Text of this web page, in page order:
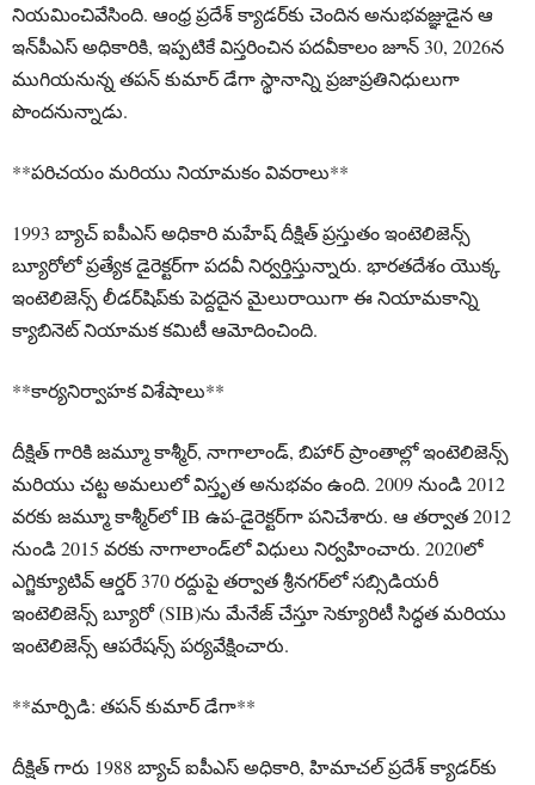
నియమించివేసింది. ఆంధ్ర ప్రదేశ్ క్యాడర్‌కు చెందిన అనుభవజ్ఞుడైన ఆ
ఇన్‌పీఎస్ అధికారికి, ఇప్పటికే విస్తరించిన పదవీకాలం జూన్ 30, 2026న
ముగియనున్న తపన్ కుమార్ డేగా స్థానాన్ని ప్రజాప్రతినిధులుగా
పొందనున్నాడు.
**పరిచయం మరియు నియామకం వివరాలు**
1993 బ్యాచ్ ఐపీఎస్ అధికారి మహేష్ దీక్షిత్ ప్రస్తుతం ఇంటెలిజెన్స్
బ్యూరోలో ప్రత్యేక డైరెక్టర్‌గా పదవీ నిర్వర్తిస్తున్నారు. భారతదేశం యొక్క
ఇంటెలిజెన్స్ లీడర్‌షిప్‌కు పెద్దదైన మైలురాయిగా ఈ నియామకాన్ని
క్యాబినెట్ నియామక కమిటీ ఆమోదించింది.
**కార్యనిర్వాహక విశేషాలు**
దీక్షిత్ గారికి జమ్మూ కాశ్మీర్, నాగాలాండ్, బిహార్ ప్రాంతాల్లో ఇంటెలిజెన్స్
మరియు చట్ట అమలులో విస్తృత అనుభవం ఉంది. 2009 నుండి 2012
వరకు జమ్మూ కాశ్మీర్‌లో IB ఉప-డైరెక్టర్‌గా పనిచేశారు. ఆ తర్వాత 2012
నుండి 2015 వరకు నాగాలాండ్‌లో విధులు నిర్వహించారు. 2020లో
ఎగ్జిక్యూటివ్ ఆర్డర్ 370 రద్దుపై తర్వాత శ్రీనగర్‌లో సబ్సిడియరీ
ఇంటెలిజెన్స్ బ్యూరో (SIB)ను మేనేజ్ చేస్తూ సెక్యూరిటీ సిద్ధత మరియు
ఇంటెలిజెన్స్ ఆపరేషన్స్ పర్యవేక్షించారు.
**మార్పిడి: తపన్ కుమార్ డేగా**
దీక్షిత్ గారు 1988 బ్యాచ్ ఐపీఎస్ అధికారి, హిమాచల్ ప్రదేశ్ క్యాడర్‌కు